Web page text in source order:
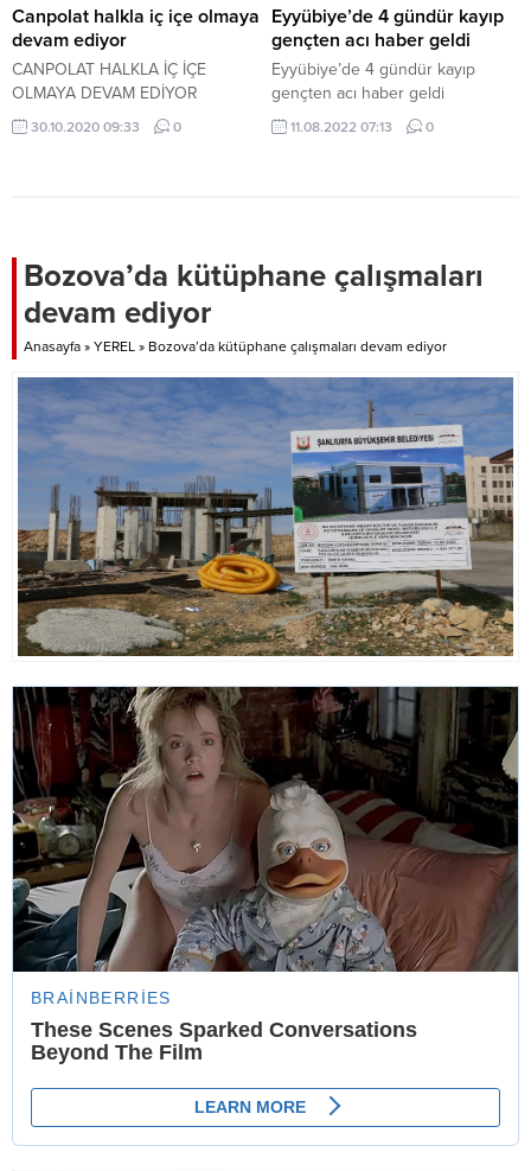
Toplum Güçlü Türkiye” denildi. e-
Devlet üzerinden herhangi bir
derneğe üye olunup...
Canpolat halkla iç içe olmaya
devam ediyor
CANPOLAT HALKLA İÇ İÇE
OLMAYA DEVAM EDİYOR
30.10.2020 09:33 0
Eyyübiye’de 4 gündür kayıp
gençten acı haber geldi
Eyyübiye’de 4 gündür kayıp
gençten acı haber geldi
11.08.2022 07:13 0
Bozova’da kütüphane çalışmaları
devam ediyor
Anasayfa » YEREL » Bozova’da kütüphane çalışmaları devam ediyor